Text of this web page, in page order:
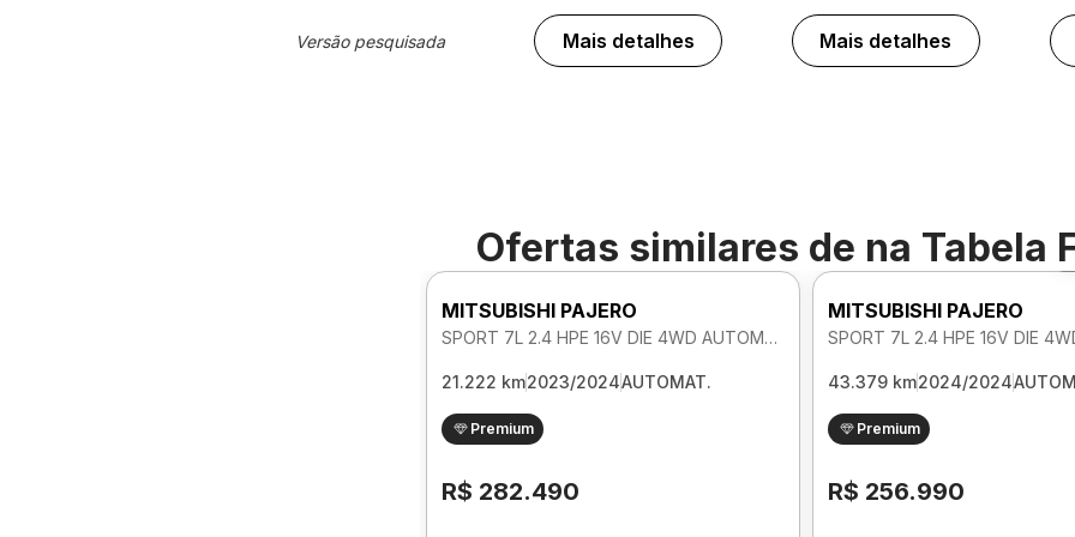
Versão pesquisada Mais detalhes Mais detalhes
Ofertas similares de na Tabela
MITSUBISHI PAJERO
SPORT 7L 2.4 HPE 16V DIE 4WD AUTOMATICO
21.222 km2023/2024AUTOMAT.
Premium
R$ 282.490
MITSUBISHI PAJERO
43.379 km2024/2024
Premium
R$ 256.990